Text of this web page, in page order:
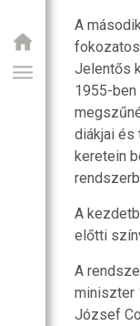
A
Jelentős
1955-
diákjai és
keretein
A
előtti
A
miniszter
József